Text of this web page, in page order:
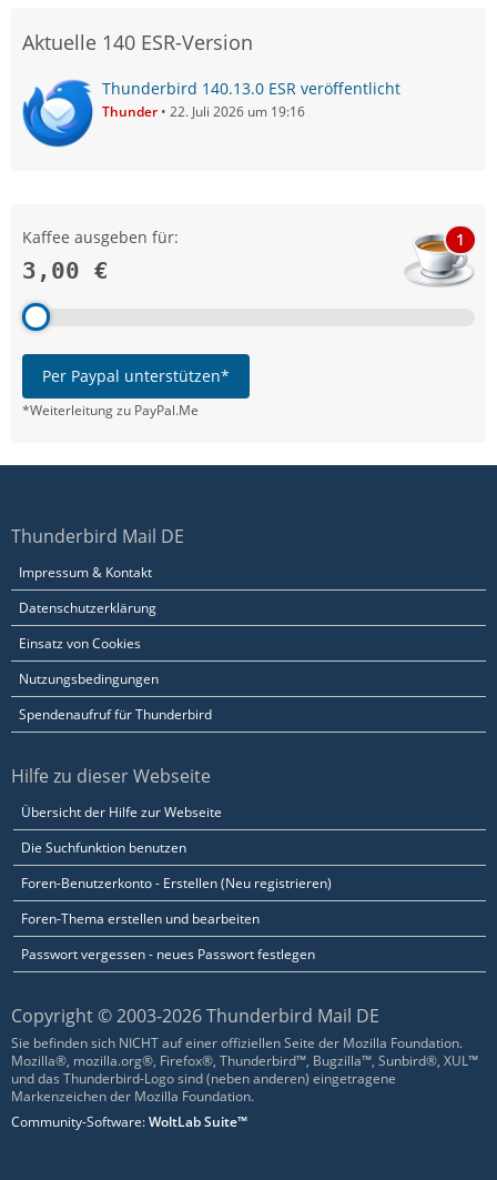
Aktuelle 140 ESR-Version
Thunderbird 140.13.0 ESR veröffentlicht
Thunder 22. Juli 2026 um 19:16
Kaffee ausgeben für:
3,00 €
1
Per Paypal unterstützen*
*Weiterleitung zu PayPal.Me
Thunderbird Mail DE
Impressum & Kontakt
Datenschutzerklärung
Einsatz von Cookies
Nutzungsbedingungen
Spendenaufruf für Thunderbird
Hilfe zu dieser Webseite
Übersicht der Hilfe zur Webseite
Die Suchfunktion benutzen
Foren-Benutzerkonto - Erstellen (Neu registrieren)
Foren-Thema erstellen und bearbeiten
Passwort vergessen - neues Passwort festlegen
Copyright © 2003-2026 Thunderbird Mail DE
Sie befinden sich NICHT auf einer offiziellen Seite der Mozilla Foundation.
Mozilla®, mozilla.org®, Firefox®, Thunderbird™, Bugzilla™, Sunbird®, XUL™
und das Thunderbird-Logo sind (neben anderen) eingetragene
Markenzeichen der Mozilla Foundation.
Community-Software:WoltLab Suite™